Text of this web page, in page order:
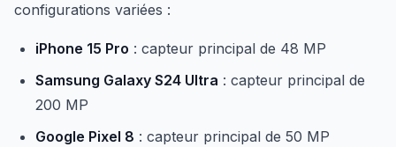
configurations variées :
iPhone 15 Pro : capteur principal de 48 MP
Samsung Galaxy S24 Ultra : capteur principal de
200 MP
Google Pixel 8 : capteur principal de 50 MP